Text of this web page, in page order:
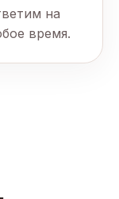
на
время.